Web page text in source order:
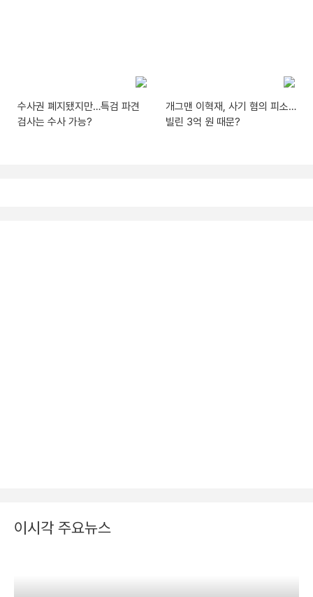
수사권 폐지됐지만…특검 파견
검사는 수사 가능?
개그맨 이혁재, 사기 혐의 피소…
빌린 3억 원 때문?
이시각 주요뉴스